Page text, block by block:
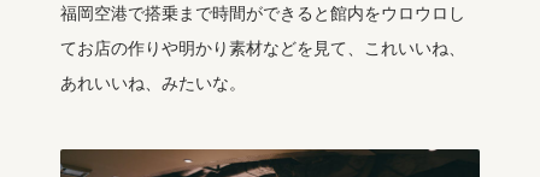
福岡空港で搭乗まで時間ができると館内をウロウロし
てお店の作りや明かり素材などを見て、これいいね、
あれいいね、みたいな。